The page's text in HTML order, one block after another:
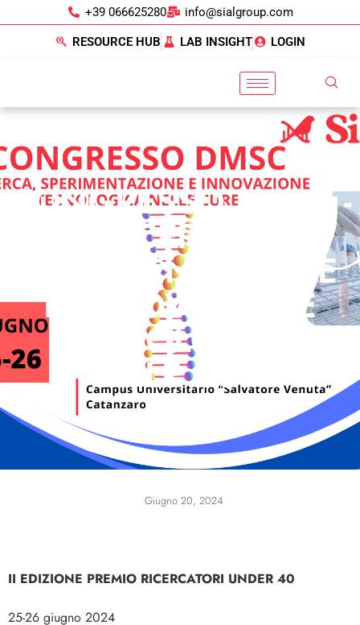
+39 066625280 info@sialgroup.com
RESOURCE HUB LAB INSIGHT LOGIN
CONGRESSO DMSC -
RICERCA,
SPERIMENTAZIONE
E INNOVAZIONE
TECNOLOGICA
NELLE CURE
Giugno 20, 2024
II EDIZIONE PREMIO RICERCATORI UNDER 40
25-26 giugno 2024